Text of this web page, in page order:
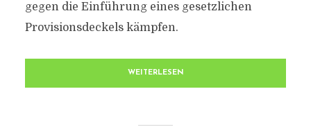
gegen die Einführung eines gesetzlichen
Provisionsdeckels kämpfen.
WEITERLESEN